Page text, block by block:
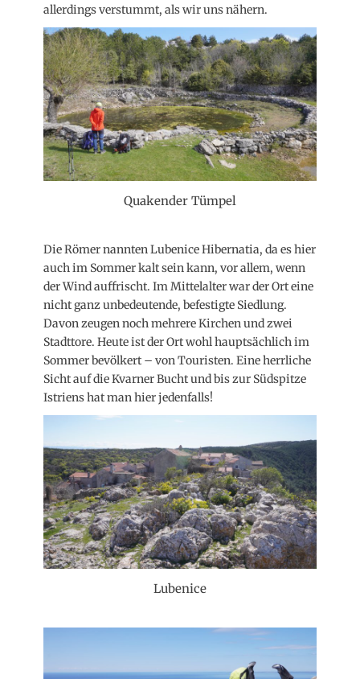
allerdings verstummt, als wir uns nähern.
Quakender Tümpel
Die Römer nannten Lubenice Hibernatia, da es hier
auch im Sommer kalt sein kann, vor allem, wenn
der Wind auffrischt. Im Mittelalter war der Ort eine
nicht ganz unbedeutende, befestigte Siedlung.
Davon zeugen noch mehrere Kirchen und zwei
Stadttore. Heute ist der Ort wohl hauptsächlich im
Sommer bevölkert – von Touristen. Eine herrliche
Sicht auf die Kvarner Bucht und bis zur Südspitze
Istriens hat man hier jedenfalls!
Lubenice